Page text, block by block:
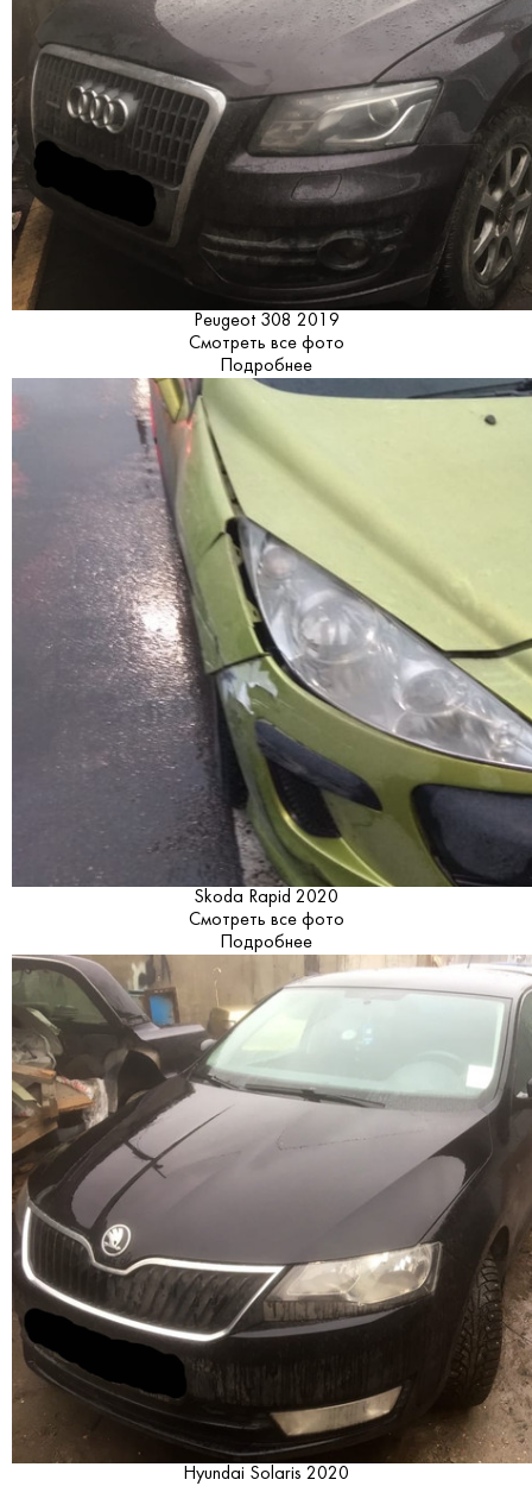
Peugeot 308 2019
Смотреть все фото
Подробнее
Skoda Rapid 2020
Смотреть все фото
Подробнее
Hyundai Solaris 2020